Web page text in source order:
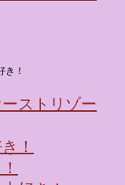
！
ストリゾー
！